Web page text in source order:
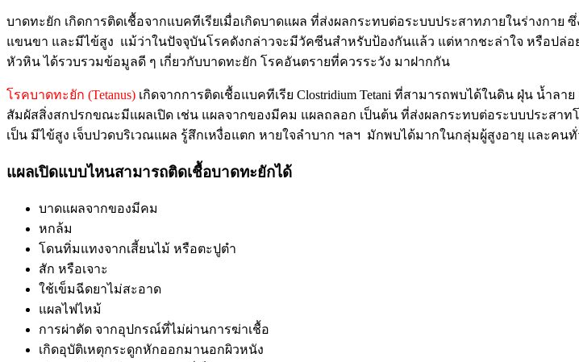
บาดทะยัก เกิดการติดเชื้อจากแบคทีเรียเมื่อเกิดบาดแผล ที่ส่งผลกระทบต่อระบบประสาทภายในร่างกา
แขนขา และมีไข้สูง แม้ว่าในปัจจุบันโรคดังกล่าวจะมีวัคซีนสำหรับป้องกันแล้ว แต่หากชะล่าใจ หรือปล่
หัวหิน ได้รวบรวมข้อมูลดี ๆ เกี่ยวกับบาดทะยัก โรคอันตรายที่ควรระวัง มาฝากกัน
โรคบาดทะยัก (Tetanus) เกิดจากการติดเชื้อแบคทีเรีย Clostridium Tetani ที่สามารถพบได้ในดิน ฝุ่น น้ำล
สัมผัสสิ่งสกปรกขณะมีแผลเปิด เช่น แผลจากของมีคม แผลถลอก เป็นต้น ที่ส่งผลกระทบต่อระบบประสาท
เป็น มีไข้สูง เจ็บปวดบริเวณแผล รู้สึกเหงื่อแตก หายใจลำบาก ฯลฯ มักพบได้มากในกลุ่มผู้สูงอายุ และคนทั่
แผลเปิดแบบไหนสามารถติดเชื้อบาดทะยักได้
บาดแผลจากของมีคม
หกล้ม
โดนทิ่มแทงจากเสี้ยนไม้ หรือตะปูตำ
สัก หรือเจาะ
ใช้เข็มฉีดยาไม่สะอาด
แผลไฟไหม้
การผ่าตัด จากอุปกรณ์ที่ไม่ผ่านการฆ่าเชื้อ
เกิดอุบัติเหตุกระดูกหักออกมานอกผิวหนัง